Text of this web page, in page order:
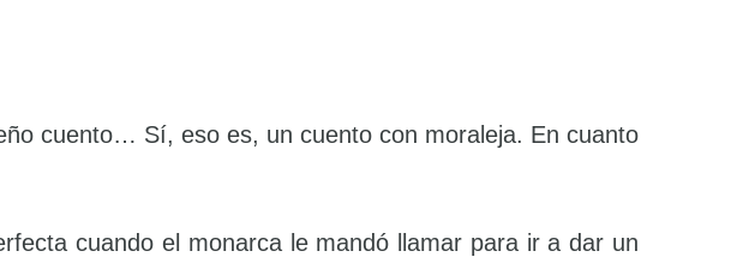
cuento… Sí, eso es, un cuento con moraleja. En cuanto
cuando el monarca le mandó llamar para ir a dar un